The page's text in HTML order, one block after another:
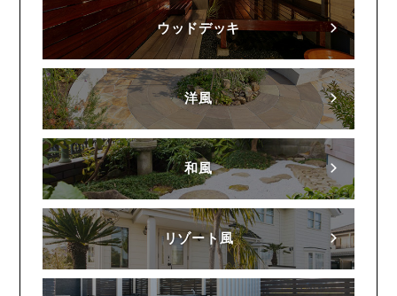
ウッドデッキ
洋風
和風
リゾート風